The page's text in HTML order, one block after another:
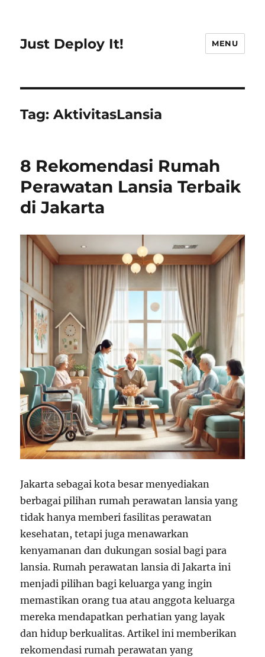
Just Deploy It! MENU
Tag:AktivitasLansia
8 Rekomendasi Rumah
Perawatan Lansia Terbaik
di Jakarta
Jakarta sebagai kota besar menyediakan
berbagai pilihan rumah perawatan lansia yang
tidak hanya memberi fasilitas perawatan
kesehatan, tetapi juga menawarkan
kenyamanan dan dukungan sosial bagi para
lansia. Rumah perawatan lansia di Jakarta ini
menjadi pilihan bagi keluarga yang ingin
memastikan orang tua atau anggota keluarga
mereka mendapatkan perhatian yang layak
dan hidup berkualitas. Artikel ini memberikan
rekomendasi rumah perawatan yang